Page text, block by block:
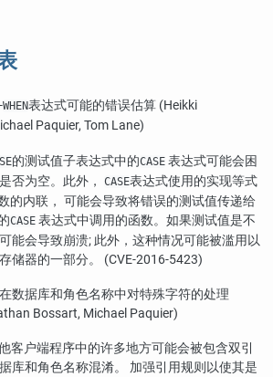
-WHEN表达式可能的错误估算 (Heikki
Paquier, Tom Lane)
的测试值子表达式中的CASE 表达式可能会困
否为空。此外，
CASE表达式使用的实现等式
的内联， 可能会导致将错误的测试值传递给
CASE 表达式中调用的函数。如果测试值是不
能会导致崩溃; 此外，这种情况可能被滥用以
储器的一部分。 (CVE-2016-5423)
数据库和角色名称中对特殊字符的处理
Bossart, Michael Paquier)
客户端程序中的许多地方可能会被包含双引
库和角色名称混淆。 加强引用规则以使其是